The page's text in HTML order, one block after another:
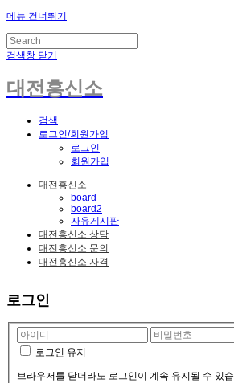
메뉴 건너뛰기
검색창 닫기
대전흥신소
검색
로그인/회원가입
로그인
회원가입
대전흥신소
board
board2
자유게시판
대전흥신소 상담
대전흥신소 문의
대전흥신소 자격
로그인
로그인 유지
브라우저를 닫더라도 로그인이 계속 유지될 수 있